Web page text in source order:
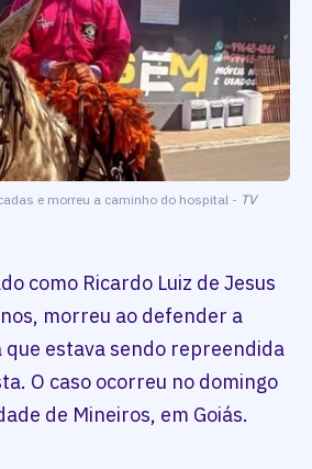
e morreu a caminho do hospital - TV
como Ricardo Luiz de Jesus
morreu ao defender a
estava sendo repreendida
O caso ocorreu no domingo
de Mineiros, em Goiás.